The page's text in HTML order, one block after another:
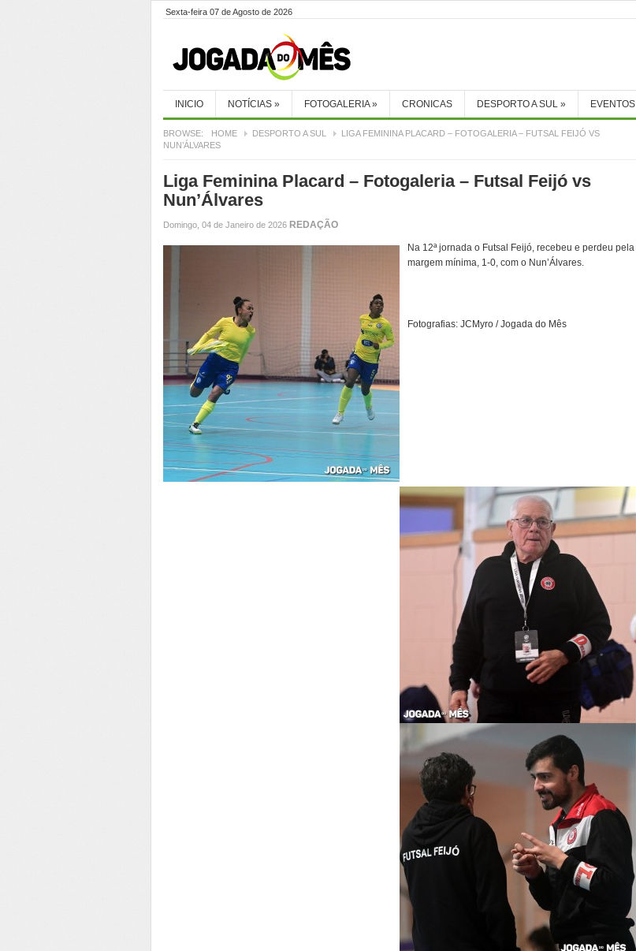
Sexta-feira 07 de Agosto de 2026
INICIO NOTÍCIAS » FOTOGALERIA» CRONICAS DESPORTO A SUL » EVENTOS
BROWSE: HOME DESPORTO A SUL
LIGA FEMININA PLACARD – FOTOGALERIA – FUTSAL FEIJÓ VS
NUN’ÁLVARES
Liga Feminina Placard – Fotogaleria – Futsal Feijó vs
Nun’Álvares
Domingo, 04 de Janeiro de 2026 REDAÇÃO
Na 12ª jornada o Futsal Feijó, recebeu e perdeu pela
margem mínima, 1-0, com o Nun’Álvares.
Fotografias: JCMyro / Jogada do Mês